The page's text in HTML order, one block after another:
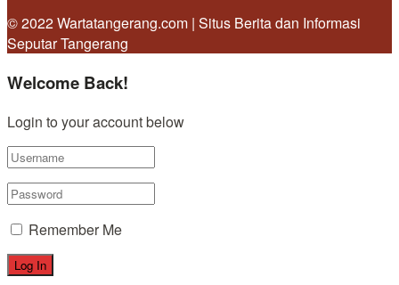
© 2022 Wartatangerang.com | Situs Berita dan Informasi
Seputar Tangerang
Welcome Back!
Login to your account below
Remember Me